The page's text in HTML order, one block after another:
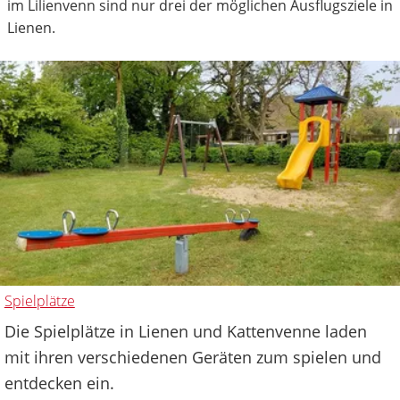
im Lilienvenn sind nur drei der möglichen Ausflugsziele in
Lienen.
Spielplätze
Die Spielplätze in Lienen und Kattenvenne laden
mit ihren verschiedenen Geräten zum spielen und
entdecken ein.